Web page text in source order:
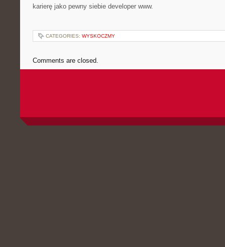
karierę jako pewny siebie developer www.
CATEGORIES: WYSKOCZMY
Comments are closed.